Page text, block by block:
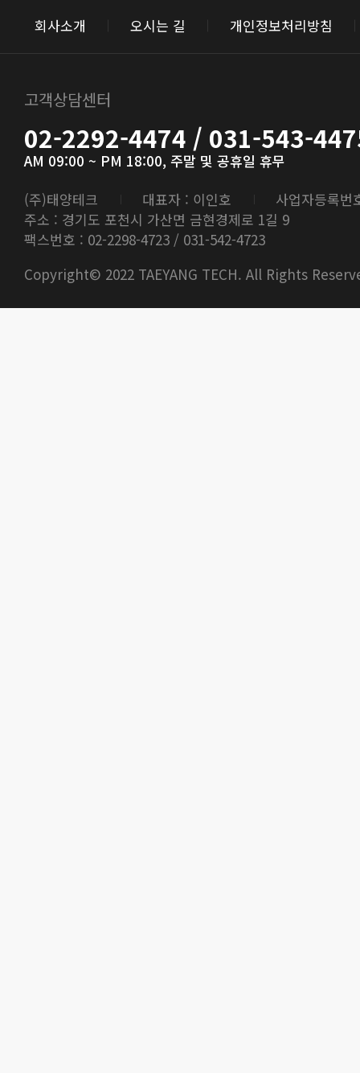
회사소개 오시는 길 개인정보처리방침
고객상담센터
02-2292-4474 / 031-543-
AM 09:00 ~ PM 18:00, 주말 및 공휴일 휴무
(주)태양테크
대표자 : 이인호
사업자등록번
주소 : 경기도 포천시 가산면 금현경제로 1길 9
팩스번호 : 02-2298-4723 / 031-542-4723
Copyright© 2022 TAEYANG TECH. All Rights